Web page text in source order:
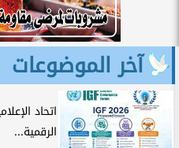
آخر الموضوعات
اتحاد
الرقمية...